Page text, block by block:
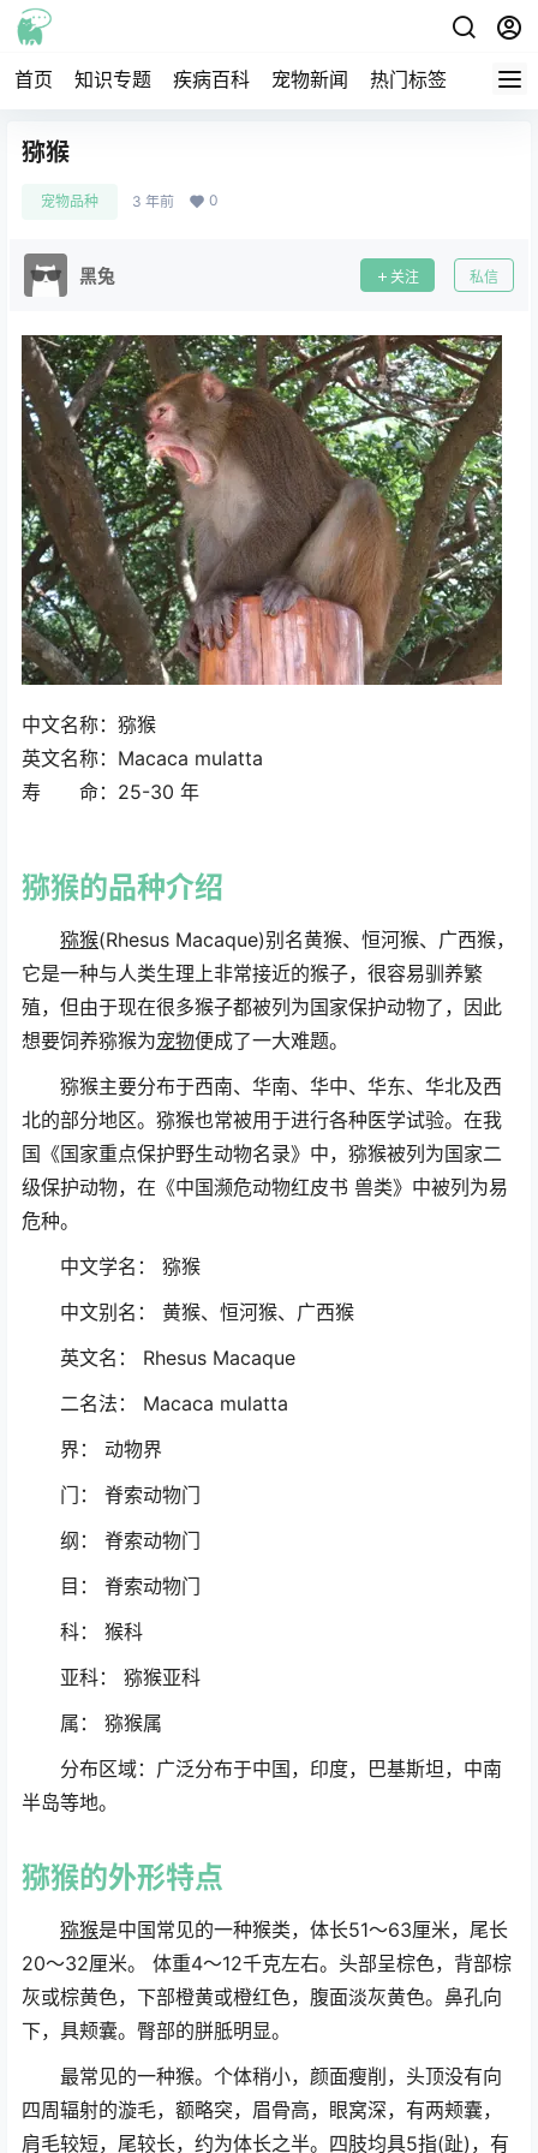
首页 知识专题 疾病百科 宠物新闻 热门标签 交流圈
器
猕猴
宠物品种 3 年前 0
黑兔 关注 私信
中文名称：猕猴
英文名称：Macaca mulatta
寿 命：25-30 年
猕猴的品种介绍
猕猴(Rhesus Macaque)别名黄猴、恒河猴、广西猴，
它是一种与人类生理上非常接近的猴子，很容易驯养繁
殖，但由于现在很多猴子都被列为国家保护动物了，因此
想要饲养猕猴为宠物便成了一大难题。
猕猴主要分布于西南、华南、华中、华东、华北及西
北的部分地区。猕猴也常被用于进行各种医学试验。在我
国《国家重点保护野生动物名录》中，猕猴被列为国家二
级保护动物，在《中国濒危动物红皮书 兽类》中被列为易
危种。
中文学名： 猕猴
中文别名： 黄猴、恒河猴、广西猴
英文名： Rhesus Macaque
二名法： Macaca mulatta
界： 动物界
门： 脊索动物门
纲： 脊索动物门
目： 脊索动物门
科： 猴科
亚科： 猕猴亚科
属： 猕猴属
分布区域：广泛分布于中国，印度，巴基斯坦，中南
半岛等地。
猕猴的外形特点
猕猴是中国常见的一种猴类，体长51～63厘米，尾长
20～32厘米。 体重4～12千克左右。头部呈棕色，背部棕
灰或棕黄色，下部橙黄或橙红色，腹面淡灰黄色。鼻孔向
下，具颊囊。臀部的胼胝明显。
最常见的一种猴。个体稍小，颜面瘦削，头顶没有向
四周辐射的漩毛，额略突，眉骨高，眼窝深，有两颊囊，
肩毛较短，尾较长，约为体长之半。四肢均具5指(趾)，有